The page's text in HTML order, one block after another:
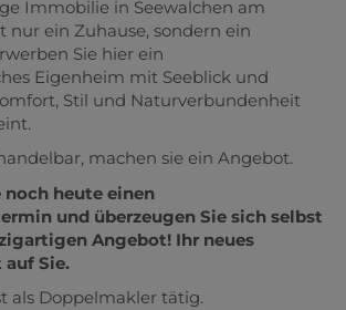
Immobilie in Seewalchen am
nur ein Zuhause, sondern ein
Sie hier ein
Eigenheim mit Seeblick und
Stil und Naturverbundenheit
machen sie ein Angebot.
noch heute einen
und überzeugen Sie sich selbst
Angebot! Ihr neues
Sie.
als Doppelmakler tätig.